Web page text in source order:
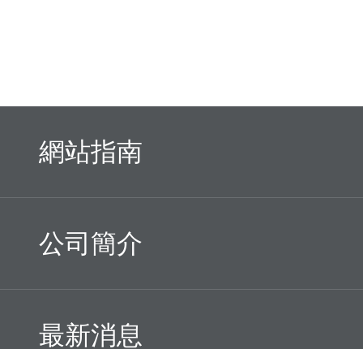
網站指南
公司簡介
最新消息